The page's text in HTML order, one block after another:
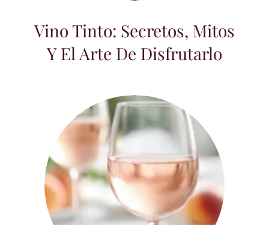
Vino Tinto: Secretos, Mitos
Y El Arte De Disfrutarlo